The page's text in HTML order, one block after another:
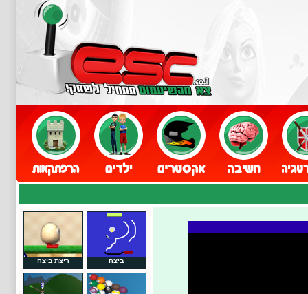
ביצה ריצת ביצה